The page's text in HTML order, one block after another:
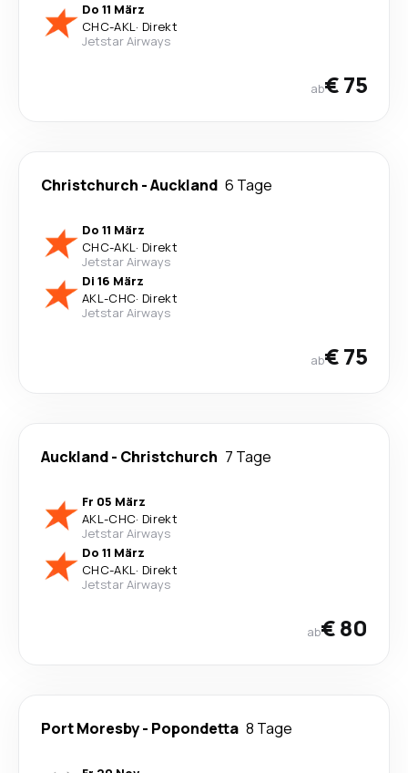
Do 11 März
CHC-AKL· Direkt
Jetstar Airways
ab€ 75
Christchurch -Auckland 6 Tage
Do 11 März
CHC-AKL· Direkt
Jetstar Airways
Di 16 März
AKL-CHC· Direkt
Jetstar Airways
ab€ 75
Auckland- Christchurch 7 Tage
Fr 05 März
AKL-CHC· Direkt
Jetstar Airways
Do 11 März
CHC-AKL· Direkt
Jetstar Airways
ab€ 80
Port Moresby- Popondetta 8 Tage